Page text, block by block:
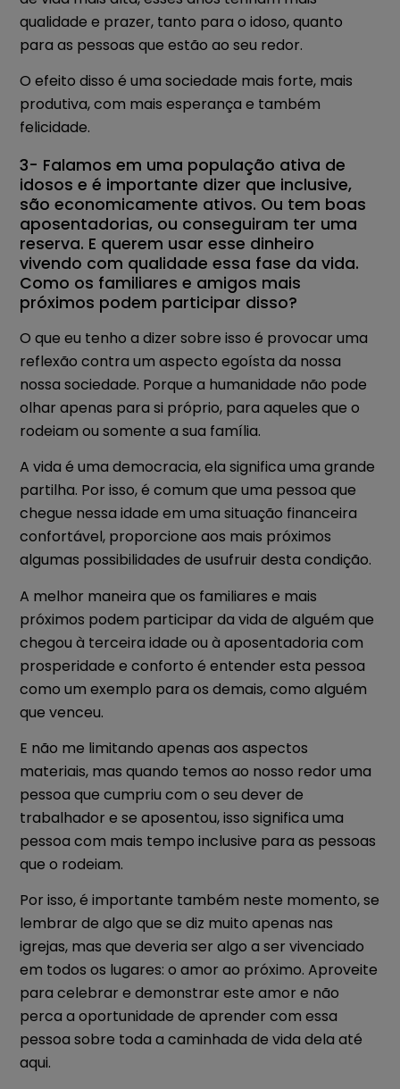
qualidade e prazer, tanto para o idoso, quanto
para as pessoas que estão ao seu redor.
O efeito disso é uma sociedade mais forte, mais
produtiva, com mais esperança e também
felicidade.
3- Falamos em uma população ativa de
idosos e é importante dizer que inclusive,
são economicamente ativos. Ou tem boas
aposentadorias, ou conseguiram ter uma
reserva. E querem usar esse dinheiro
vivendo com qualidade essa fase da vida.
Como os familiares e amigos mais
próximos podem participar disso?
O que eu tenho a dizer sobre isso é provocar uma
reflexão contra um aspecto egoísta da nossa
nossa sociedade. Porque a humanidade não pode
olhar apenas para si próprio, para aqueles que o
rodeiam ou somente a sua família.
A vida é uma democracia, ela significa uma grande
partilha. Por isso, é comum que uma pessoa que
chegue nessa idade em uma situação financeira
confortável, proporcione aos mais próximos
algumas possibilidades de usufruir desta condição.
A melhor maneira que os familiares e mais
próximos podem participar da vida de alguém que
chegou à terceira idade ou à aposentadoria com
prosperidade e conforto é entender esta pessoa
como um exemplo para os demais, como alguém
que venceu.
E não me limitando apenas aos aspectos
materiais, mas quando temos ao nosso redor uma
pessoa que cumpriu com o seu dever de
trabalhador e se aposentou, isso significa uma
pessoa com mais tempo inclusive para as pessoas
que o rodeiam.
Por isso, é importante também neste momento, se
lembrar de algo que se diz muito apenas nas
igrejas, mas que deveria ser algo a ser vivenciado
em todos os lugares: o amor ao próximo. Aproveite
para celebrar e demonstrar este amor e não
perca a oportunidade de aprender com essa
pessoa sobre toda a caminhada de vida dela até
aqui.